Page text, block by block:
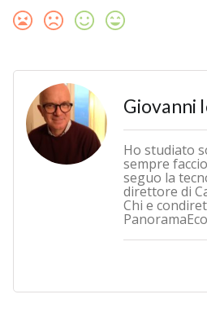
Giovanni
Ho studiato
sempre
seguo la
direttore di
Chi e